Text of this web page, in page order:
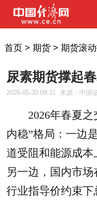
首页> 期货> 期货滚
尿素期货撑起
2026-05-30 09:21 来源：中国
2026年春夏
内稳”格局：一边
道受阻和能源成本
另一边，国内市
行业指导价约束下